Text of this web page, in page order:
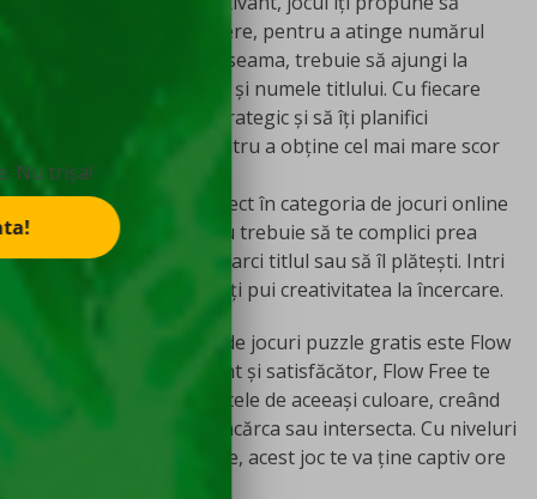
combini blocuri cu numere, pentru a atinge numărul
magic. Dacă nu ți-ai dat seama, trebuie să ajungi la
numărul 2048, care este și numele titlului. Cu fiecare
mișcare, trebuie să fii strategic și să îți planifici
următoarea mutare pentru a obține cel mai mare scor
posibil.
2048 se încadrează perfect în categoria de jocuri online
gratis puzzle. Așadar, nu trebuie să te complici prea
mult. Nu trebuie să descarci titlul sau să îl plătești. Intri
pe net, cauți jocul, apoi îți pui creativitatea la încercare.
O a doua recomandare de jocuri puzzle gratis este Flow
Free. Fiind un joc relaxant și satisfăcător, Flow Free te
invită să conectezi punctele de aceeași culoare, creând
perechi fără a le supraîncărca sau intersecta. Cu niveluri
din ce în ce mai complexe, acest joc te va ține captiv ore
O singură rotire pentru fiecare. Nu trișa!
Învârte roata!